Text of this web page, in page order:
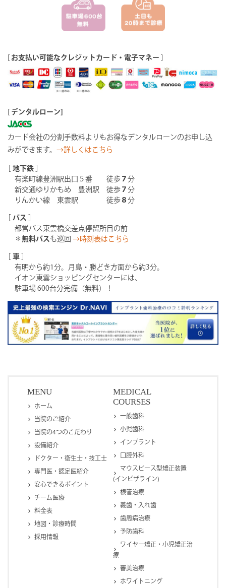
お支払い可能なクレジットカード・電子マネー
デンタルローン]
カード会社の分割手数料よりもお得なデンタルローンのお申し込
みができます。 →詳しくはこちら
地下鉄
有楽町線豊洲駅出口５番 徒歩 ７ 分
新交通ゆりかもめ 豊洲駅 徒歩 ７ 分
りんかい線 東雲駅 徒歩 ８ 分
バス
都営バス東雲橋交差点停留所目の前
＊ 無料バス も巡回 →時刻表はこちら
車
有明から約1分。月島・勝どき方面から約3分。
イオン東雲ショッピングセンターには、
駐車場 600台分完備（無料）！
MENU
ホーム
当院のご紹介
当院の4つのこだわり
設備紹介
ドクター・衛生士・技工士
専門医・認定医紹介
安心できるポイント
チーム医療
料金表
地図・診療時間
採用情報
MEDICAL
COURSES
一般歯科
小児歯科
インプラント
口腔外科
マウスピース型矯正装置
(インビザライン)
根管治療
義歯・入れ歯
歯周病治療
予防歯科
ワイヤー矯正・小児矯正治
療
審美治療
ホワイトニング